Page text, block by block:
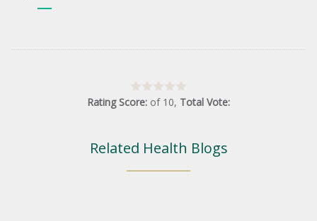
Rating Score: of 10, Total Vote:
Related Health Blogs